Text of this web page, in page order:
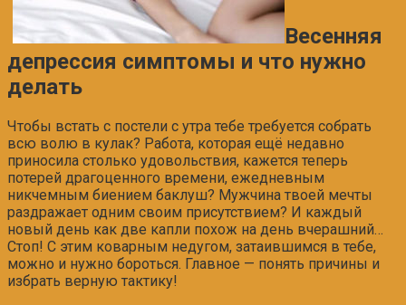
Весенняя
депрессия симптомы и что нужно
делать
Чтобы встать с постели с утра тебе требуется собрать
всю волю в кулак? Работа, которая ещё недавно
приносила столько удовольствия, кажется теперь
потерей драгоценного времени, ежедневным
никчемным биением баклуш? Мужчина твоей мечты
раздражает одним своим присутствием? И каждый
новый день как две капли похож на день вчерашний…
Стоп! С этим коварным недугом, затаившимся в тебе,
можно и нужно бороться. Главное — понять причины и
избрать верную тактику!